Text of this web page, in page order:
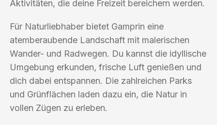
Aktivitäten, die deine Freizeit bereichern werden.
Für Naturliebhaber bietet Gamprin eine
atemberaubende Landschaft mit malerischen
Wander- und Radwegen. Du kannst die idyllische
Umgebung erkunden, frische Luft genießen und
dich dabei entspannen. Die zahlreichen Parks
und Grünflächen laden dazu ein, die Natur in
vollen Zügen zu erleben.